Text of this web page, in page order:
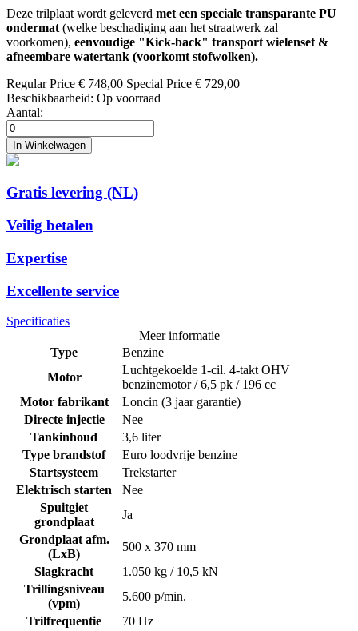
Deze trilplaat wordt geleverd met een speciale transparante PU
ondermat (welke beschadiging aan het straatwerk zal
voorkomen), eenvoudige "Kick-back" transport wielenset &
afneembare watertank (voorkomt stofwolken).
Regular Price € 748,00 Special Price € 729,00
Beschikbaarheid: Op voorraad
Aantal:
In Winkelwagen
Gratis levering (NL)
Veilig betalen
Expertise
Excellente service
Specificaties
Meer informatie
Type
Benzine
Motor
Luchtgekoelde 1-cil. 4-takt OHV
benzinemotor / 6,5 pk / 196 cc
Motor fabrikant
Loncin (3 jaar garantie)
Directe injectie
Nee
Tankinhoud
3,6 liter
Type brandstof
Euro loodvrije benzine
Startsysteem
Trekstarter
Elektrisch starten
Nee
Spuitgiet
grondplaat
Ja
Grondplaat afm.
(LxB)
500 x 370 mm
Slagkracht
1.050 kg / 10,5 kN
Trillingsniveau
(vpm)
5.600 p/min.
Trilfrequentie
70 Hz